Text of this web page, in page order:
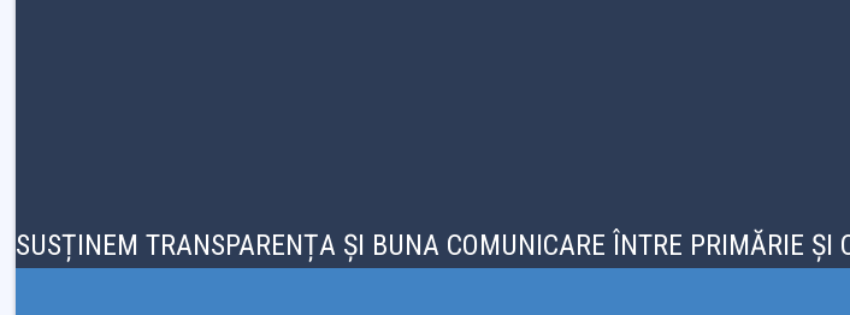
SUSȚINEM TRANSPARENȚA ȘI BUNA COMUNICARE ÎNTRE PRIMĂRIE ȘI